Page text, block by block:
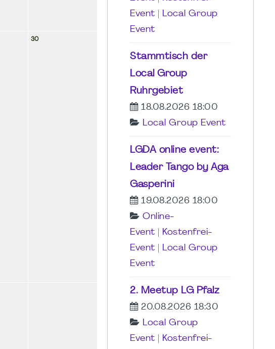
30
Event
Local Group
Event
Stammtisch der
Local Group
Ruhrgebiet
18.08.2026 18:00
Local Group Event
LGDA online event:
Leader Tango by Aga
Gasperini
19.08.2026 18:00
Online-
Event
Kostenfrei-
Event
Local Group
Event
2. Meetup LG Pfalz
20.08.2026 18:30
Local Group
Event
Kostenfrei-